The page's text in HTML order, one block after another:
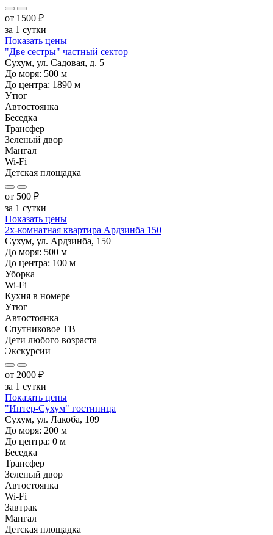
от 1500 ₽
за 1 сутки
Показать цены
"Две сестры" частный сектор
Сухум, ул. Садовая, д. 5
До моря: 500 м
До центра: 1890 м
Утюг
Автостоянка
Беседка
Трансфер
Зеленый двор
Мангал
Wi-Fi
Детская площадка
от 500 ₽
за 1 сутки
Показать цены
2х-комнатная квартира Ардзинба 150
Сухум, ул. Ардзинба, 150
До моря: 500 м
До центра: 100 м
Уборка
Wi-Fi
Кухня в номере
Утюг
Автостоянка
Спутниковое ТВ
Дети любого возраста
Экскурсии
от 2000 ₽
за 1 сутки
Показать цены
"Интер-Сухум" гостиница
Сухум, ул. Лакоба, 109
До моря: 200 м
До центра: 0 м
Беседка
Трансфер
Зеленый двор
Автостоянка
Wi-Fi
Завтрак
Мангал
Детская площадка